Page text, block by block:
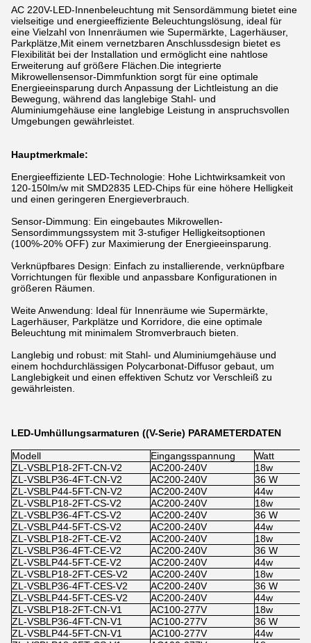
AC 220V-LED-Innenbeleuchtung mit Sensordämmung bietet eine
vielseitige und energieeffiziente Beleuchtungslösung, ideal für
eine Vielzahl von Innenräumen wie Supermärkte, Lagerhäuser,
Parkplätze,Mit einem vernetzbaren Anschlussdesign bietet es
Flexibilität bei der Installation und ermöglicht eine nahtlose
Erweiterung auf größere Flächen.Die integrierte
Mikrowellensensor-Dimmfunktion sorgt für eine optimale
Energieeinsparung durch Anpassung der Lichtleistung an die
Bewegung, während das langlebige Stahl- und
Aluminiumgehäuse eine langlebige Leistung in anspruchsvollen
Umgebungen gewährleistet.
Hauptmerkmale:
Energieeffiziente LED-Technologie: Hohe Lichtwirksamkeit von
120-150lm/w mit SMD2835 LED-Chips für eine höhere Helligkeit
und einen geringeren Energieverbrauch.
Sensor-Dimmung: Ein eingebautes Mikrowellen-
Sensordimmungssystem mit 3-stufiger Helligkeitsoptionen
(100%-20% OFF) zur Maximierung der Energieeinsparung.
Verknüpfbares Design: Einfach zu installierende, verknüpfbare
Vorrichtungen für flexible und anpassbare Konfigurationen in
größeren Räumen.
Weite Anwendung: Ideal für Innenräume wie Supermärkte,
Lagerhäuser, Parkplätze und Korridore, die eine optimale
Beleuchtung mit minimalem Stromverbrauch bieten.
Langlebig und robust: mit Stahl- und Aluminiumgehäuse und
einem hochdurchlässigen Polycarbonat-Diffusor gebaut, um
Langlebigkeit und einen effektiven Schutz vor Verschleiß zu
gewährleisten.
LED-Umhüllungsarmaturen ((V-Serie) PARAMETERDATEN
Modell Eingangsspannung Watt
ZL-VSBLP18-2FT-CN-V2
AC200-240V 18w
ZL-VSBLP36-4FT-CN-V2
AC200-240V 36 W
ZL-VSBLP44-5FT-CN-V2
AC200-240V 44w
ZL-VSBLP18-2FT-CS-V2
AC200-240V 18w
ZL-VSBLP36-4FT-CS-V2
AC200-240V 36 W
ZL-VSBLP44-5FT-CS-V2
AC200-240V 44w
ZL-VSBLP18-2FT-CE-V2
AC200-240V 18w
ZL-VSBLP36-4FT-CE-V2
AC200-240V 36 W
ZL-VSBLP44-5FT-CE-V2
AC200-240V 44w
ZL-VSBLP18-2FT-CES-V2
AC200-240V 18w
ZL-VSBLP36-4FT-CES-V2
AC200-240V 36 W
ZL-VSBLP44-5FT-CES-V2
AC200-240V 44w
ZL-VSBLP18-2FT-CN-V1
AC100-277V 18w
ZL-VSBLP36-4FT-CN-V1
AC100-277V 36 W
ZL-VSBLP44-5FT-CN-V1
AC100-277V 44w